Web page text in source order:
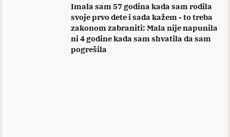
Imala sam 57 godina kada sam rodila
svoje prvo dete i sada kažem - to treba
zakonom zabraniti: Mala nije napunila
ni 4 godine kada sam shvatila da sam
pogrešila